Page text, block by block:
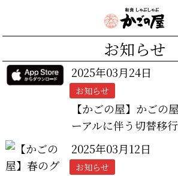
お知らせ
2025年03月24日
お知らせ
【かごの屋】かご
ーアルに伴う切替移
2025年03月12日
お知らせ